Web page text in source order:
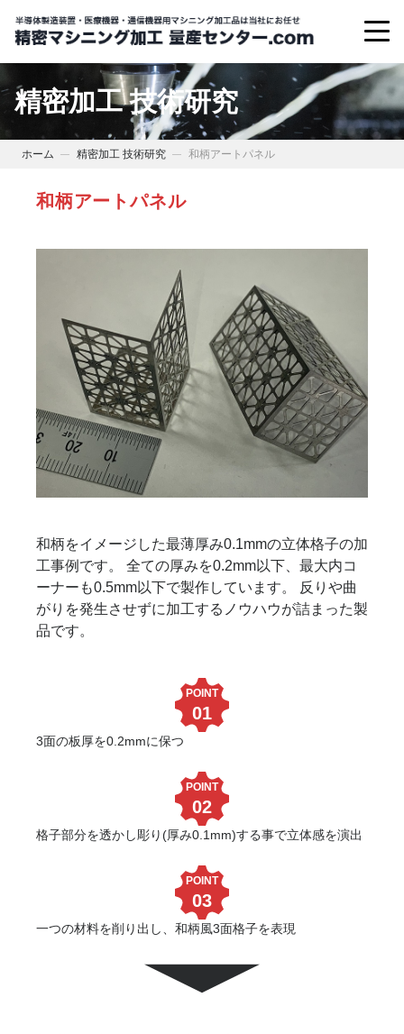
精密加工 技術研究
ホーム 精密加工 技術研究 和柄アートパネル
和柄アートパネル
和柄をイメージした最薄厚み0.1mmの立体格子の加
工事例です。 全ての厚みを0.2mm以下、最大内コ
ーナーも0.5mm以下で製作しています。 反りや曲
がりを発生させずに加工するノウハウが詰まった製
品です。
POINT
01
3面の板厚を0.2mmに保つ
POINT
02
格子部分を透かし彫り(厚み0.1mm)する事で立体感を演出
POINT
03
一つの材料を削り出し、和柄風3面格子を表現